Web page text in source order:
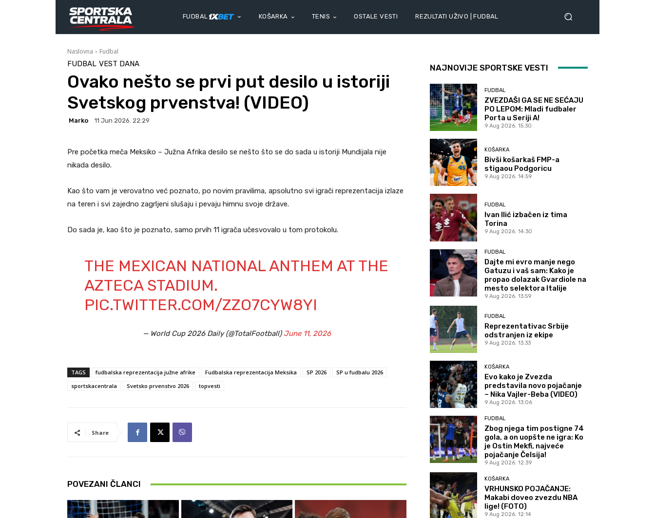
FUDBAL KOŠARKA TENIS OSTALE VESTI REZULTATI UŽIVO | FUDBAL
Naslovna Fudbal
FUDBAL VEST DANA
Ovako nešto se prvi put desilo u istoriji
Svetskog prvenstva! (VIDEO)
Marko 11 Jun 2026. 22:29
Pre početka meča Meksiko – Južna Afrika desilo se nešto što se do sada u istoriji Mundijala nije
nikada desilo.
Kao što vam je verovatno već poznato, po novim pravilima, apsolutno svi igrači reprezentacija izlaze
na teren i svi zajedno zagrljeni slušaju i pevaju himnu svoje države.
Do sada je, kao što je poznato, samo prvih 11 igrača učesvovalo u tom protokolu.
THE MEXICAN NATIONAL ANTHEM AT THE
AZTECA STADIUM.
PIC.TWITTER.COM/ZZO7CYW8YI
— World Cup 2026 Daily (@TotalFootball) June 11, 2026
TAGS fudbalska reprezentacija južne afrike Fudbalska reprezentacija Meksika SP 2026
SP u fudbalu 2026
sportskacentrala
Svetsko prvenstvo 2026 topvesti
Share
POVEZANI ČLANCI
NAJNOVIJE SPORTSKE VESTI
FUDBAL
ZVEZDAŠI GA SE NE SEĆAJU
PO LEPOM: Mladi fudbaler
Porta u Seriji A!
9 Aug 2026. 15:30
KOŠARKA
Bivši košarkaš FMP-a
stigaou Podgoricu
9 Aug 2026. 14:59
FUDBAL
Ivan Ilić izbačen iz tima
Torina
9 Aug 2026. 14:30
FUDBAL
Dajte mi evro manje nego
Gatuzu i vaš sam: Kako je
propao dolazak Gvardiole na
mesto selektora Italije
9 Aug 2026. 13:59
FUDBAL
Reprezentativac Srbije
odstranjen iz ekipe
9 Aug 2026. 13:33
KOŠARKA
Evo kako je Zvezda
predstavila novo pojačanje
– Nika Vajler-Beba (VIDEO)
9 Aug 2026. 13:06
FUDBAL
Zbog njega tim postigne 74
gola, a on uopšte ne igra: Ko
je Ostin Mekfi, najveće
pojačanje Čelsija!
9 Aug 2026. 12:39
KOŠARKA
VRHUNSKO POJAČANJE:
Makabi doveo zvezdu NBA
lige! (FOTO)
9 Aug 2026. 12:14